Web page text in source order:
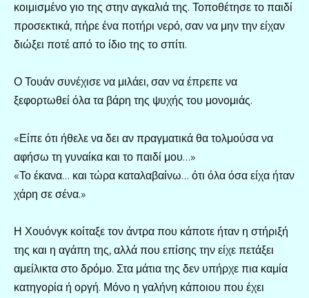
κοιμισμένο γιο της στην αγκαλιά της. Τοποθέτησε το παιδί
προσεκτικά, πήρε ένα ποτήρι νερό, σαν να μην την είχαν
διώξει ποτέ από το ίδιο της το σπίτι.
Ο Τουάν συνέχισε να μιλάει, σαν να έπρεπε να
ξεφορτωθεί όλα τα βάρη της ψυχής του μονομιάς.
«Είπε ότι ήθελε να δει αν πραγματικά θα τολμούσα να
αφήσω τη γυναίκα και το παιδί μου…»
«Το έκανα… και τώρα καταλαβαίνω… ότι όλα όσα είχα ήταν
χάρη σε σένα.»
Η Χουόνγκ κοίταξε τον άντρα που κάποτε ήταν η στήριξή
της και η αγάπη της, αλλά που επίσης την είχε πετάξει
αμείλικτα στο δρόμο. Στα μάτια της δεν υπήρχε πια καμία
κατηγορία ή οργή. Μόνο η γαλήνη κάποιου που έχει